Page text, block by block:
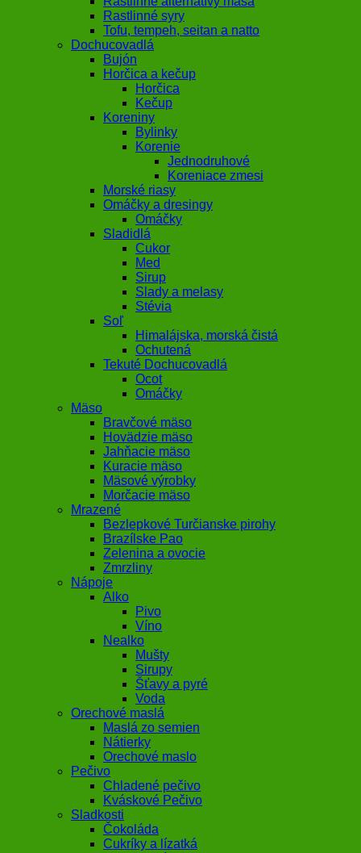
Rastlinné syry
Tofu, tempeh, seitan a natto
Dochucovadlá
Bujón
Horčica a kečup
Horčica
Kečup
Koreniny
Bylinky
Korenie
Jednodruhové
Koreniace zmesi
Morské riasy
Omáčky a dresingy
Omáčky
Sladidlá
Cukor
Med
Sirup
Slady a melasy
Stévia
Soľ
Himalájska, morská čistá
Ochutená
Tekuté Dochucovadlá
Ocot
Omáčky
Mäso
Bravčové mäso
Hovädzie mäso
Jahňacie mäso
Kuracie mäso
Mäsové výrobky
Morčacie mäso
Mrazené
Bezlepkové Turčianske pirohy
Brazílske Pao
Zelenina a ovocie
Zmrzliny
Nápoje
Alko
Pivo
Víno
Nealko
Mušty
Sirupy
Šťavy a pyré
Voda
Orechové maslá
Maslá zo semien
Nátierky
Orechové maslo
Pečivo
Chladené pečivo
Kváskové Pečivo
Sladkosti
Čokoláda
Cukríky a lízatká